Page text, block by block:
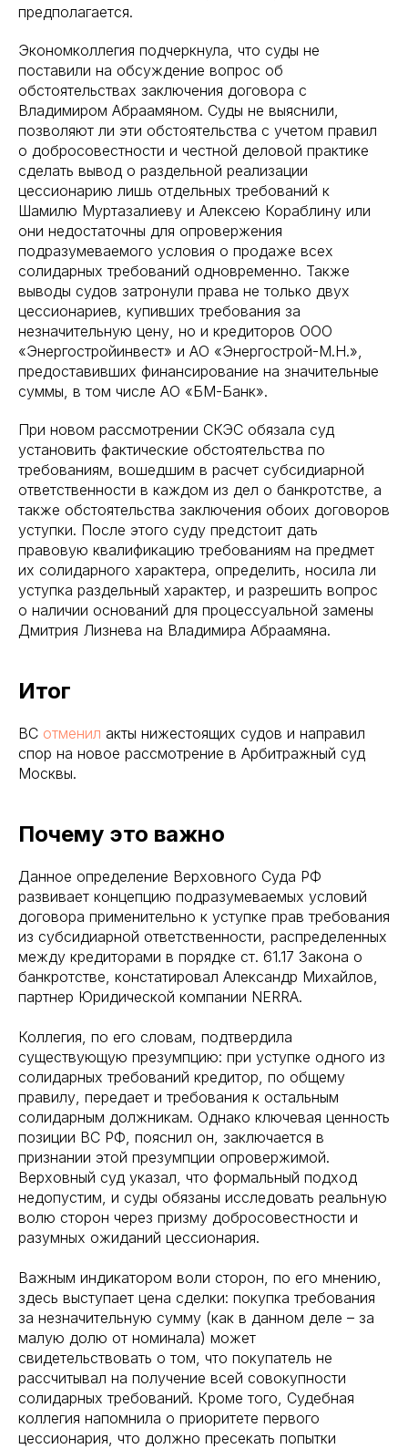
предполагается.
Экономколлегия подчеркнула, что суды не
поставили на обсуждение вопрос об
обстоятельствах заключения договора с
Владимиром Абраамяном. Суды не выяснили,
позволяют ли эти обстоятельства с учетом правил
о добросовестности и честной деловой практике
сделать вывод о раздельной реализации
цессионарию лишь отдельных требований к
Шамилю Муртазалиеву и Алексею Кораблину или
они недостаточны для опровержения
подразумеваемого условия о продаже всех
солидарных требований одновременно. Также
выводы судов затронули права не только двух
цессионариев, купивших требования за
незначительную цену, но и кредиторов ООО
«Энергостройинвест» и АО «Энергострой-М.Н.»,
предоставивших финансирование на значительные
суммы, в том числе АО «БМ-Банк».
При новом рассмотрении СКЭС обязала суд
установить фактические обстоятельства по
требованиям, вошедшим в расчет субсидиарной
ответственности в каждом из дел о банкротстве, а
также обстоятельства заключения обоих договоров
уступки. После этого суду предстоит дать
правовую квалификацию требованиям на предмет
их солидарного характера, определить, носила ли
уступка раздельный характер, и разрешить вопрос
о наличии оснований для процессуальной замены
Дмитрия Лизнева на Владимира Абраамяна.
Итог
ВС отменил акты нижестоящих судов и направил
спор на новое рассмотрение в Арбитражный суд
Москвы.
Почему это важно
Данное определение Верховного Суда РФ
развивает концепцию подразумеваемых условий
договора применительно к уступке прав требования
из субсидиарной ответственности, распределенных
между кредиторами в порядке ст. 61.17 Закона о
банкротстве, констатировал Александр Михайлов,
партнер Юридической компании NERRA.
Коллегия, по его словам, подтвердила
существующую презумпцию: при уступке одного из
солидарных требований кредитор, по общему
правилу, передает и требования к остальным
солидарным должникам. Однако ключевая ценность
позиции ВС РФ, пояснил он, заключается в
признании этой презумпции опровержимой.
Верховный суд указал, что формальный подход
недопустим, и суды обязаны исследовать реальную
волю сторон через призму добросовестности и
разумных ожиданий цессионария.
Важным индикатором воли сторон, по его мнению,
здесь выступает цена сделки: покупка требования
за незначительную сумму (как в данном деле – за
малую долю от номинала) может
свидетельствовать о том, что покупатель не
рассчитывал на получение всей совокупности
солидарных требований. Кроме того, Судебная
коллегия напомнила о приоритете первого
цессионария, что должно пресекать попытки